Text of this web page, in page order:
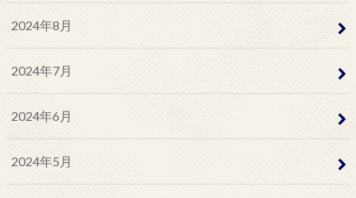
2024年8月
2024年7月
2024年6月
2024年5月